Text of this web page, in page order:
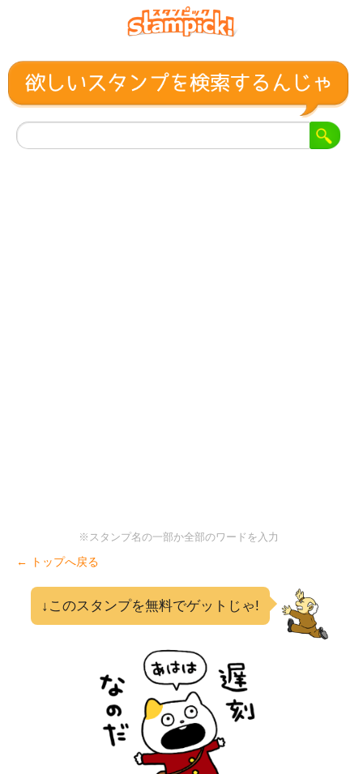
※スタンプ名の一部か全部のワードを入力
← トップへ戻る
↓このスタンプを無料でゲットじゃ!